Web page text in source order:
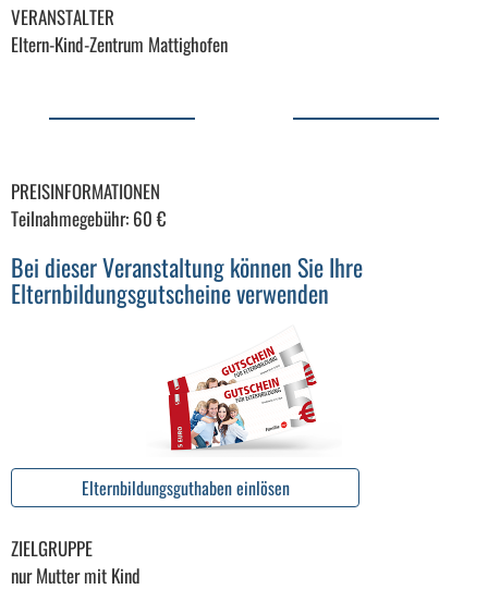
VERANSTALTER
Eltern-Kind-Zentrum Mattighofen
PREISINFORMATIONEN
Teilnahmegebühr: 60 €
Bei dieser Veranstaltung können Sie Ihre
Elternbildungsgutscheine verwenden
Elternbildungsguthaben einlösen
ZIELGRUPPE
nur Mutter mit Kind